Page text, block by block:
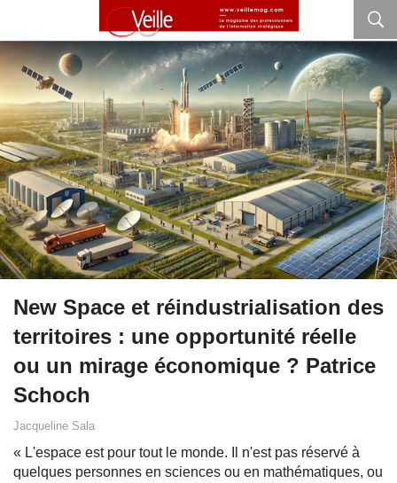
New Space et réindustrialisation des
territoires : une opportunité réelle
ou un mirage économique ? Patrice
Schoch
Jacqueline Sala
« L'espace est pour tout le monde. Il n'est pas réservé à
quelques personnes en sciences ou en mathématiques, ou